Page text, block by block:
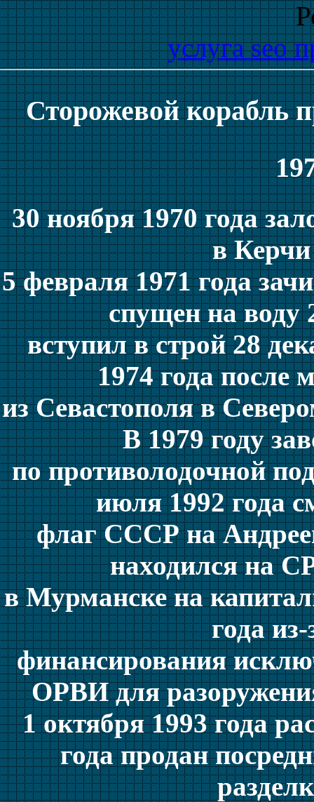
услуга seo
Сторожевой корабль
30 ноября 1970 года
в
5 февраля 1971 года
спущен на воду
вступил в строй 28
1974 года после
из Севастополя в
В 1979 году
по противолодочной
июля 1992 года
флаг СССР на
находился на
в Мурманске на
года
финансирования
ОРВИ для
1 октября 1993 года
года продан